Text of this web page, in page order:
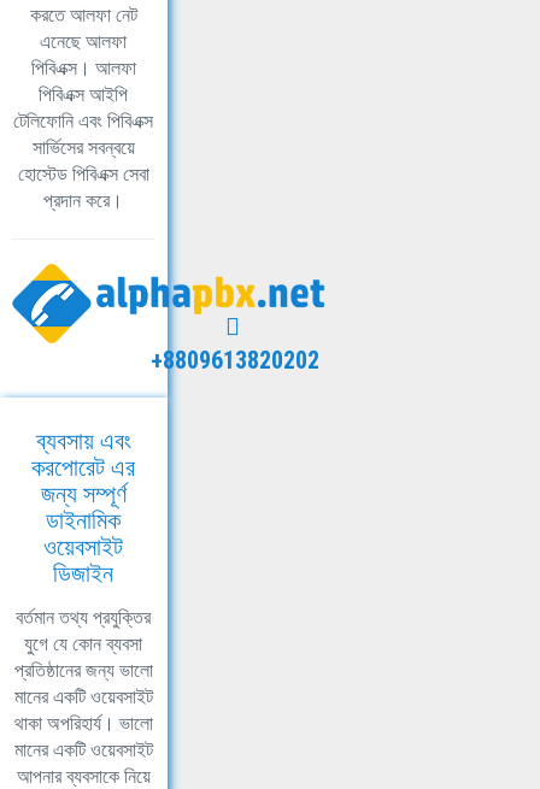
করতে আলফা নেট
এনেছে আলফা
পিবিএক্স। আলফা
পিবিএক্স আইপি
টেলিফোনি এবং পিবিএক্স
সার্ভিসের সবন্বয়ে
হোস্টেড পিবিএক্স সেবা
প্রদান করে।
+8809613820202
ব্যবসায় এবং
করপোরেট এর
জন্য সম্পূর্ণ
ডাইনামিক
ওয়েবসাইট
ডিজাইন
বর্তমান তথ্য প্রযুক্তির
যুগে যে কোন ব্যবসা
প্রতিষ্ঠানের জন্য ভালো
মানের একটি ওয়েবসাইট
থাকা অপরিহার্য। ভালো
মানের একটি ওয়েবসাইট
আপনার ব্যবসাকে নিয়ে